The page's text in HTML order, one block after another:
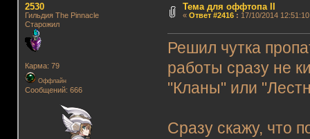
2530
Гильдия The Pinnacle
Старожил
Карма: 79
Оффлайн
Сообщений: 666
Тема для оффтопа II
« Ответ #2416: 17/10/2014
Решил чутка
работы сразу не
"Кланы" или
Сразу скажу, что